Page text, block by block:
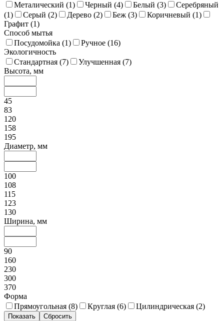
Металический (1) Черный (4) Белый (3)
Серебряный
(1) Серый (2) Дерево (2) Беж (3) Коричневый (1)
Графит (1)
Способ мытья
Посудомойка (1) Ручное (16)
Экологичность
Стандартная (7) Улучшенная (7)
Высота, мм
45
83
120
158
195
Диаметр, мм
100
108
115
123
130
Ширина, мм
90
160
230
300
370
Форма
Прямоугольная (8) Круглая (6) Цилиндрическая (2)